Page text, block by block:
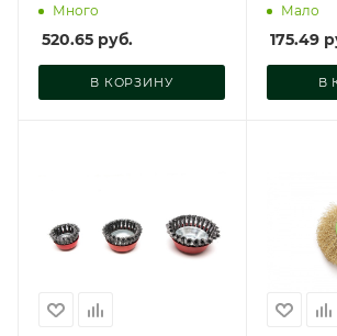
Много
520.65 руб.
В КОРЗИНУ
Мало
175.49
В